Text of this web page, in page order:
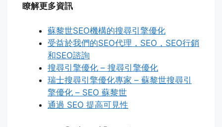
瞭解更多資訊
蘇黎世SEO機構的搜尋引擎優化
受益於我們的SEO代理，SEO，SEO行銷
和SEO諮詢
搜尋引擎優化 – 搜尋引擎優化
瑞士搜尋引擎優化專家 – 蘇黎世搜尋引
擎優化 – SEO 蘇黎世
通過 SEO 提高可見性